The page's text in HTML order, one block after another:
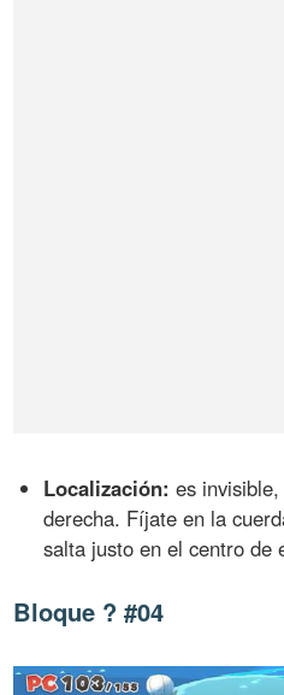
Localización: es
derecha. Fíjate en la
salta justo en el centro de
Bloque ? #04